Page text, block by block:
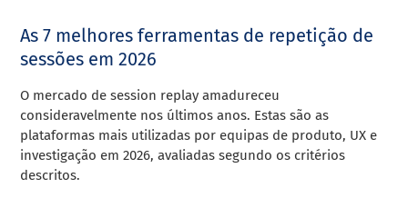
As 7 melhores ferramentas de repetição de
sessões em 2026
O mercado de session replay amadureceu
consideravelmente nos últimos anos. Estas são as
plataformas mais utilizadas por equipas de produto, UX e
investigação em 2026, avaliadas segundo os critérios
descritos.